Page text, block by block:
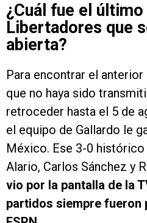
¿Cuál fue el
Libertadores que
abierta?
Para encontrar el
que no haya sido
retroceder hasta el 5 de
el equipo de Gallardo le
México. Ese 3-0
Alario, Carlos Sánchez y
vio por la pantalla de la
partidos siempre fueron